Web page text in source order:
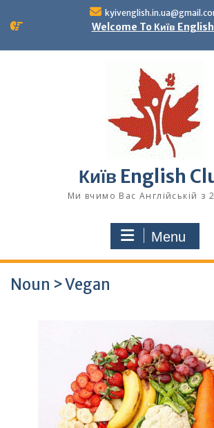
Welcome To Київ
Київ English
Ми вчимо Вас Англійській з
Menu
Noun > Vegan